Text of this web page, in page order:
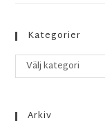
Kategorier
Välj kategori
Arkiv